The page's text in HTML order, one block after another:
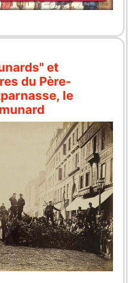
et
du Père-
le